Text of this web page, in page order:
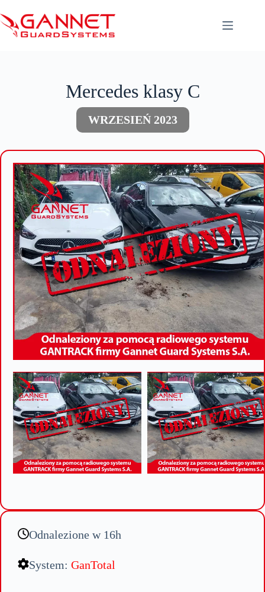
do
treści
Mercedes klasy C
WRZESIEŃ 2023
Odnalezione w 16h
System: GanTotal